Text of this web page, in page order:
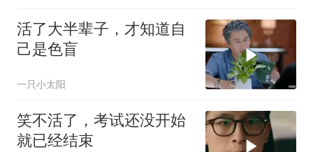
活了大半辈子，才知道自
己是色盲
一只小太阳
笑不活了，考试还没开始
就已经结束